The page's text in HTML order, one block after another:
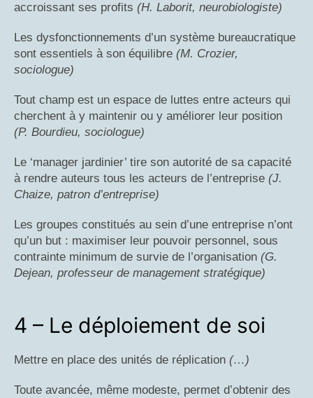
accroissant ses profits (H. Laborit, neurobiologiste)
Les dysfonctionnements d’un système bureaucratique
sont essentiels à son équilibre (M. Crozier,
sociologue)
Tout champ est un espace de luttes entre acteurs qui
cherchent à y maintenir ou y améliorer leur position
(P. Bourdieu, sociologue)
Le ‘manager jardinier’ tire son autorité de sa capacité
à rendre auteurs tous les acteurs de l’entreprise (J.
Chaize, patron d’entreprise)
Les groupes constitués au sein d’une entreprise n’ont
qu’un but : maximiser leur pouvoir personnel, sous
contrainte minimum de survie de l’organisation (G.
Dejean, professeur de management stratégique)
4 – Le déploiement de soi
Mettre en place des unités de réplication (…)
Toute avancée, même modeste, permet d’obtenir des